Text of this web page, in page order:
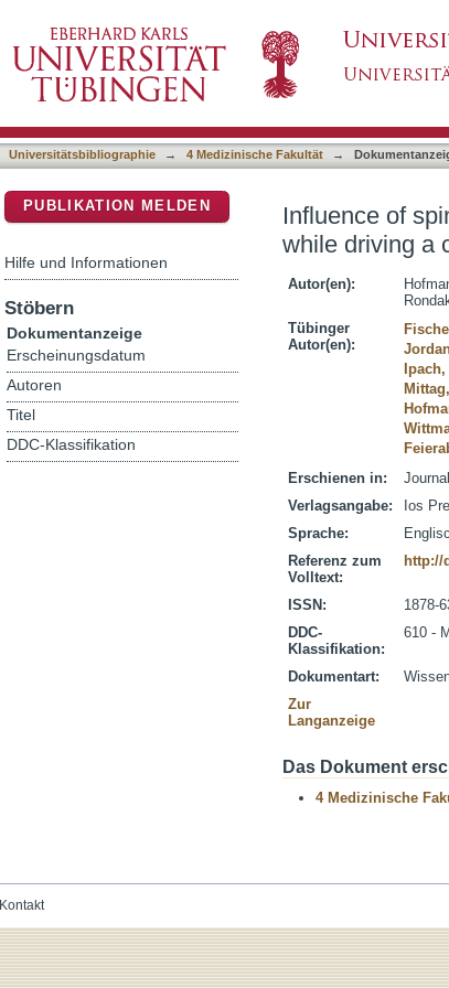
Universitätsbibliographie → 4 Medizinische Fakultät →
Influence of
while driving a
Autor(en):
Tübinger
Autor(en):
Erschienen in:
Verlagsangabe:
Ios
Sprache:
Referenz zum
Volltext:
http://
ISSN:
1878-
DDC-
Klassifikation:
610 -
Dokumentart:
Zur
Langanzeige
Das Dokument
4 Medizinische
PUBLIKATION MELDEN
Hilfe und Informationen
Stöbern
Dokumentanzeige
Erscheinungsdatum
Autoren
Titel
DDC-Klassifikation
Kontakt